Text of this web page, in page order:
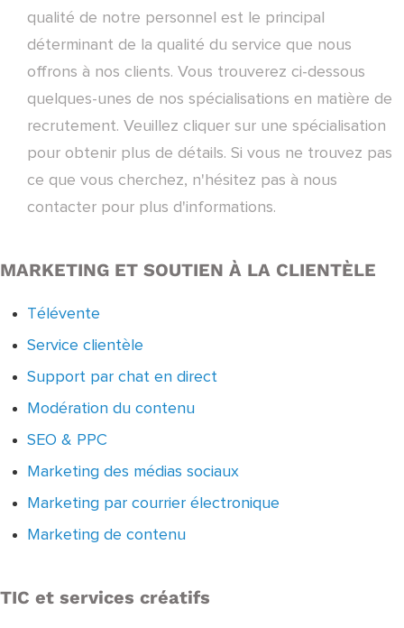
qualité de notre personnel est le principal
déterminant de la qualité du service que nous
offrons à nos clients. Vous trouverez ci-dessous
quelques-unes de nos spécialisations en matière de
recrutement. Veuillez cliquer sur une spécialisation
pour obtenir plus de détails. Si vous ne trouvez pas
ce que vous cherchez, n'hésitez pas à nous
contacter pour plus d'informations.
MARKETING ET SOUTIEN À LA CLIENTÈLE
Télévente
Service clientèle
Support par chat en direct
Modération du contenu
SEO & PPC
Marketing des médias sociaux
Marketing par courrier électronique
Marketing de contenu
TIC et services créatifs